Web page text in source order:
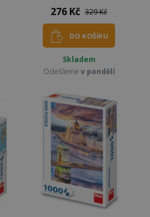
276 Kč 329 Kč
DO KOŠÍKU
Skladem
Odešleme v pondělí